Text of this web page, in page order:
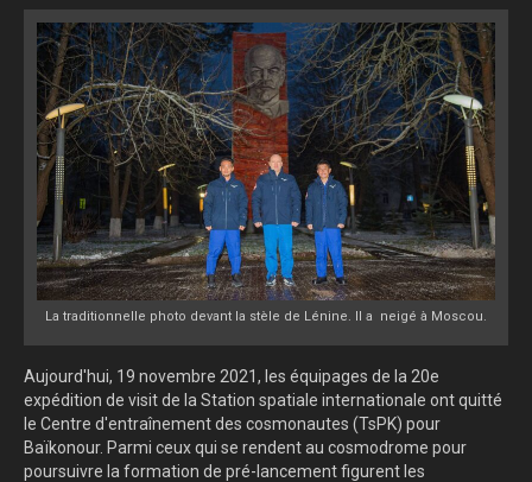
La traditionnelle photo devant la stèle de Lénine. Il a neigé à Moscou.
Aujourd'hui, 19 novembre 2021, les équipages de la 20e
expédition de visit de la Station spatiale internationale ont quitté
le Centre d'entraînement des cosmonautes (TsPK) pour
Baïkonour. Parmi ceux qui se rendent au cosmodrome pour
poursuivre la formation de pré-lancement figurent les